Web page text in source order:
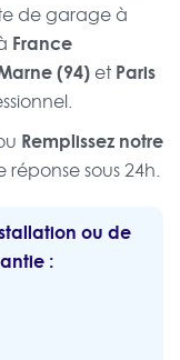
de garage à
France
(94) et Paris
Remplissez notre
réponse sous 24h.
ou de
: